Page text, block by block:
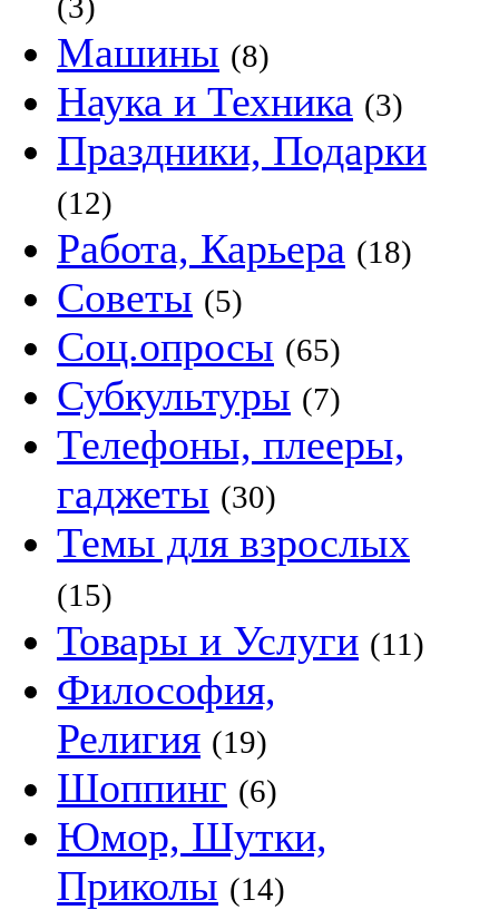
Машины (8)
Наука и Техника (3)
Праздники, Подарки
(12)
Работа, Карьера (18)
Советы (5)
Соц.опросы (65)
Субкультуры (7)
Телефоны, плееры,
гаджеты (30)
Темы для взрослых
(15)
Товары и Услуги (11)
Философия,
Религия (19)
Шоппинг (6)
Юмор, Шутки,
Приколы (14)